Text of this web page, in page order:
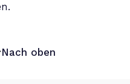
Nach oben